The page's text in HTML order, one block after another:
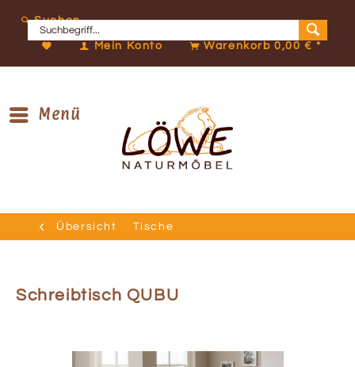
Suchen
Mein Konto Warenkorb0,00 € *
Menü
Übersicht Tische
Schreibtisch QUBU